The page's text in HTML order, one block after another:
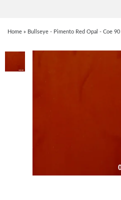
Home » Bullseye - Pimento Red Opal - Coe